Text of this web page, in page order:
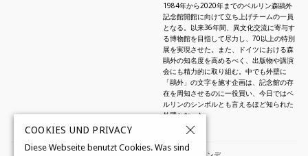
1984年から2020年までのベルリン森鷗外
記念館開館に向けて立ち上げチームの一員
となる。以来36年間、異文化交流に寄与す
る博物館を目指して尽力し、70以上の特別
展を実現させた。また、ドイツにおける森
鷗外の知名度を高めるべく、出版物や講演
会にも精力的に取り組む。中でも外壁に
「鷗外」の文字を施す企画は、記念館の存
在を周知させるのに一役買い、今日ではベ
ルリンのシンボルとも言えるほど知られた
外壁となった。
COOKIES UND PRIVACY
Diese Webseite benutzt Cookies. Was sind